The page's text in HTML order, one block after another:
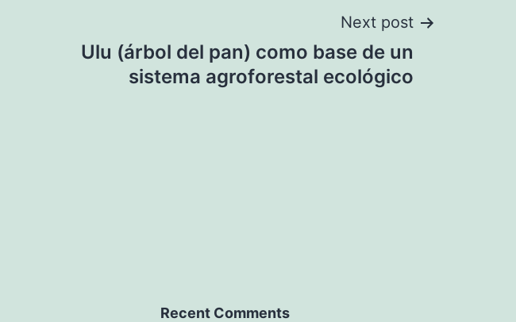
Next post
Ulu (árbol del pan) como base de un
sistema agroforestal ecológico
Recent Comments